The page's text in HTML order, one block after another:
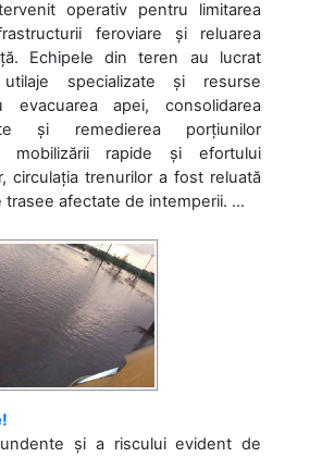
operativ pentru limitarea
feroviare și reluarea
Echipele din teren au lucrat
specializate și resurse
evacuarea apei, consolidarea
și remedierea porțiunilor
mobilizării rapide și efortului
circulația trenurilor a fost reluată
afectate de intemperii. ...
și a riscului evident de